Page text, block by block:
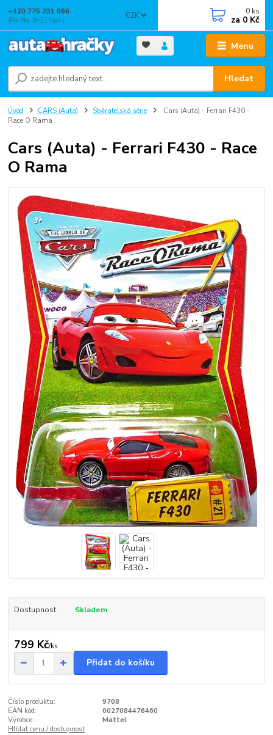
Menu
CZK
Hledat
+420 775 231 066
(Po-Ne, 9-21 hod.)
0 ks
za 0 Kč
Úvod CARS (Auta) Sběratelská série
Cars (Auta) - Ferrari F430 -
Race O Rama
Cars (Auta) - Ferrari F430 - Race
O Rama
Dostupnost Skladem
799 Kč/ks
Přidat do košíku
Číslo produktu:
9708
EAN kód:
0027084476460
Výrobce:
Mattel
Hlídat cenu / dostupnost